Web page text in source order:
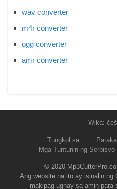
wav converter
m4r converter
ogg converter
amr converter
Wika:
Tungkol sa
Mga Tuntunin ng Serbisyo
© 2020
Ang website na ito ay isinalin ng
makipag-ugnay sa amin para